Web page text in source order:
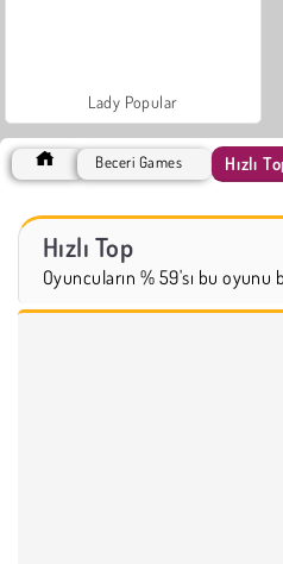
Lady Popular
Beceri Games Hızlı
Hızlı Top
Oyuncuların % 59'sı bu oyunu